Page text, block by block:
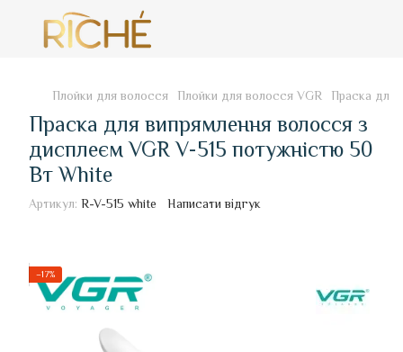
Плойки для волосся Плойки для волосся VGR Праска для
Праска для випрямлення волосся з
дисплеєм VGR V-515 потужністю 50
Вт White
Артикул: R-V-515 white Написати відгук
−17%